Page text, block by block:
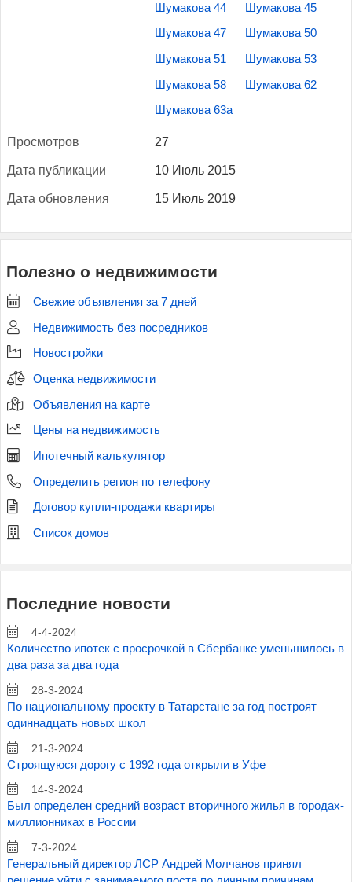
Шумакова 44 Шумакова 45
Шумакова 47 Шумакова 50
Шумакова 51 Шумакова 53
Шумакова 58 Шумакова 62
Шумакова 63а
Прос­мотров 27
Да­та пуб­ли­кации 10 Июль 2015
Да­та об­новле­ния 15 Июль 2019
Полезно о недвижимости
Свежие объявления за 7 дней
Недвижимость без посредников
Новостройки
Оценка недвижимости
Объявления на карте
Цены на недвижимость
Ипотечный калькулятор
Определить регион по телефону
Договор купли-продажи квартиры
Список домов
Последние новости
4-4-2024
Количество ипотек с просрочкой в Сбербанке уменьшилось в
два раза за два года
28-3-2024
По национальному проекту в Татарстане за год построят
одиннадцать новых школ
21-3-2024
Строящуюся дорогу с 1992 года открыли в Уфе
14-3-2024
Был определен средний возраст вторичного жилья в городах-
миллионниках в России
7-3-2024
Генеральный директор ЛСР Андрей Молчанов принял